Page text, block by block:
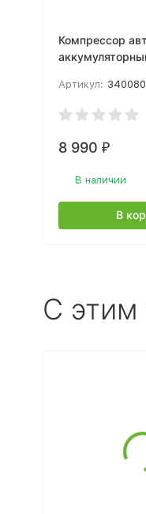
Компрессор
авто), без АКБ и
Артикул:
8 990 ₽
В наличии
В
C